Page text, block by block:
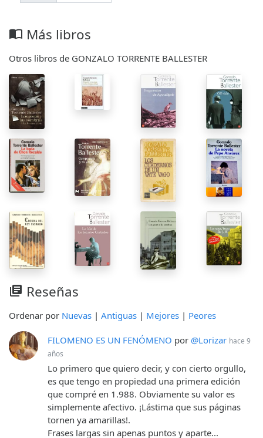
import_contacts Más libros
Otros libros de GONZALO TORRENTE BALLESTER
library_books Reseñas
Ordenar por Nuevas | Antiguas | Mejores | Peores
FILOMENO ES UN FENÓMENO por @Lorizar hace 9
años
Lo primero que quiero decir, y con cierto orgullo,
es que tengo en propiedad una primera edición
que compré en 1.988. Obviamente su valor es
simplemente afectivo. ¡Lástima que sus páginas
tornen ya amarillas!.
Frases largas sin apenas puntos y aparte...